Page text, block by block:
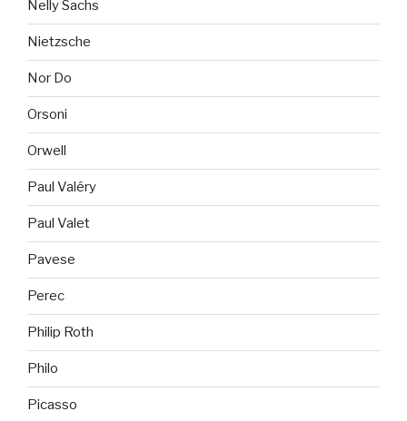
Nelly Sachs
Nietzsche
Nor Do
Orsoni
Orwell
Paul Valéry
Paul Valet
Pavese
Perec
Philip Roth
Philo
Picasso